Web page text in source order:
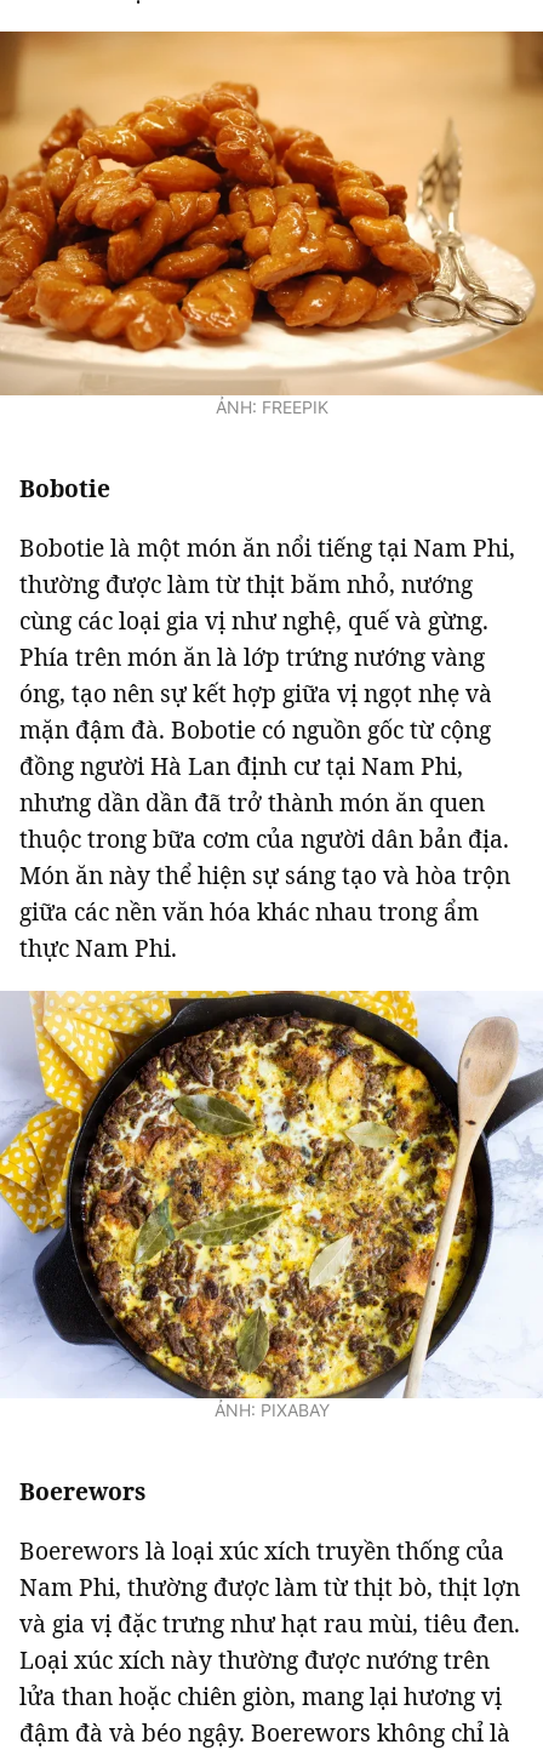
ẢNH: FREEPIK
Bobotie
Bobotie là một món ăn nổi tiếng tại Nam Phi,
thường được làm từ thịt băm nhỏ, nướng
cùng các loại gia vị như nghệ, quếvà gừng.
Phía trên món ăn là lớp trứng nướng vàng
óng, tạo nên sự kết hợp giữa vị ngọt nhẹ và
mặn đậm đà. Bobotie có nguồn gốc từ cộng
đồng người Hà Lan định cư tại Nam Phi,
nhưng dần dần đã trở thành món ăn quen
thuộc trong bữa cơm của người dân bản địa.
Món ăn này thể hiện sự sáng tạo và hòa trộn
giữa các nền văn hóa khác nhau trong ẩm
thực Nam Phi.
ẢNH: PIXABAY
Boerewors
Boerewors là loại xúc xích truyền thống của
Nam Phi, thường được làm từ thịt bò, thịt lợn
và gia vị đặc trưng như hạt rau mùi, tiêu đen.
Loại xúc xích này thường được nướng trên
lửa than hoặc chiên giòn, mang lại hương vị
đậm đà và béo ngậy. Boerewors không chỉ là